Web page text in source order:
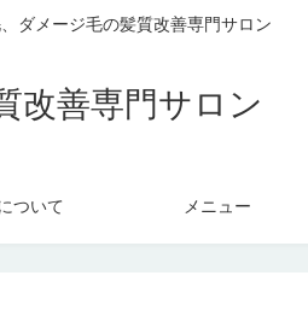
ダメージ毛の髪質改善専門サロン
改善専門サロ
ついて メニュー